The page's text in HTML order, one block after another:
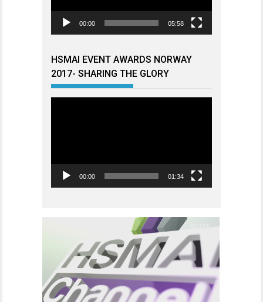
00:00 05:58
HSMAI EVENT AWARDS NORWAY
2017- SHARING THE GLORY
00:00 01:34